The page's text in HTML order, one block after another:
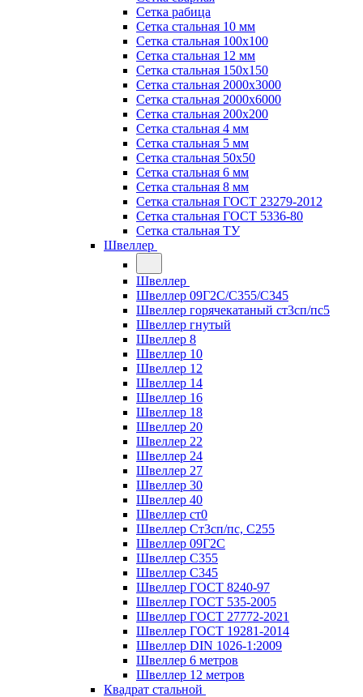
Сетка рабица
Сетка стальная 10 мм
Сетка стальная 100х100
Сетка стальная 12 мм
Сетка стальная 150х150
Сетка стальная 2000х3000
Сетка стальная 2000х6000
Сетка стальная 200х200
Сетка стальная 4 мм
Сетка стальная 5 мм
Сетка стальная 50х50
Сетка стальная 6 мм
Сетка стальная 8 мм
Сетка стальная ГОСТ 23279-2012
Сетка стальная ГОСТ 5336-80
Сетка стальная ТУ
Швеллер
Швеллер
Швеллер 09Г2С/С355/С345
Швеллер горячекатаный ст3сп/пс5
Швеллер гнутый
Швеллер 8
Швеллер 10
Швеллер 12
Швеллер 14
Швеллер 16
Швеллер 18
Швеллер 20
Швеллер 22
Швеллер 24
Швеллер 27
Швеллер 30
Швеллер 40
Швеллер ст0
Швеллер Ст3сп/пс, С255
Швеллер 09Г2С
Швеллер С355
Швеллер С345
Швеллер ГОСТ 8240-97
Швеллер ГОСТ 535-2005
Швеллер ГОСТ 27772-2021
Швеллер ГОСТ 19281-2014
Швеллер DIN 1026-1:2009
Швеллер 6 метров
Швеллер 12 метров
Квадрат стальной